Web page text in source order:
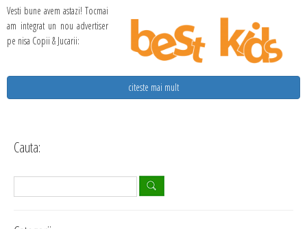
Vesti bune avem astazi! Tocmai
am integrat un nou advertiser
pe nisa Copii & Jucarii:
citeste mai mult
Cauta: